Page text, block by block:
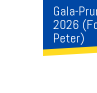
Gala-
2026
Peter)